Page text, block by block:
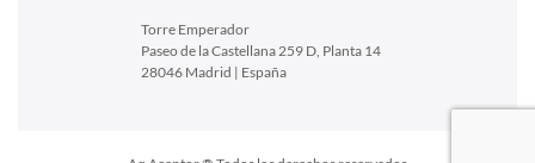
Torre Emperador
Paseo de la Castellana 259 D, Planta 14
28046 Madrid | España